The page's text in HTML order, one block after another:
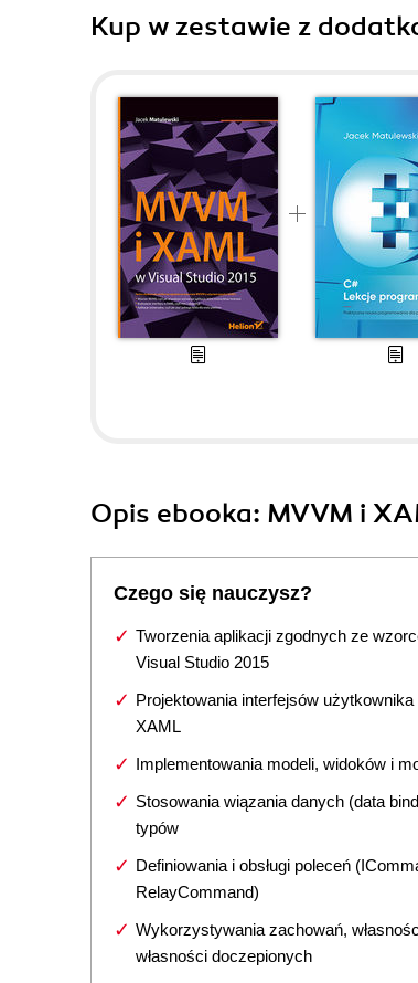
Kup w zestawie z
Opis ebooka: MVVM i
Czego się nauczysz?
Tworzenia aplikacji zgodnych ze
Visual Studio 2015
Projektowania interfejsów
XAML
Implementowania modeli, widoków i
Stosowania wiązania danych (data
typów
Definiowania i obsługi poleceń
RelayCommand)
Wykorzystywania zachowań,
własności doczepionych